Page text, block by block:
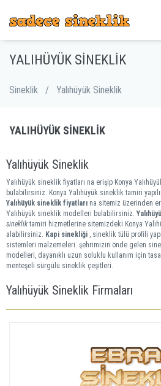
YALIHÜYÜK SINEKLIK
Sineklik / Yalıhüyük Sineklik
YALIHÜYÜK SINEKLIK
Yalıhüyük Sineklik
Yalıhüyük sineklik fiyatları na erişip Konya
bulabilirsiniz. Konya Yalıhüyük sineklik tamiri
Yalıhüyük sineklik fiyatları na sitemiz üzerinden
Yalıhüyük sineklik modelleri bulabilirsiniz.
sineklik tamiri hizmetlerine sitemizdeki Konya
alabilirsiniz. Kapi sinekliği , sineklik tülü profili
sistemleri malzemeleri. şehrimizin önde gelen
modelleri, dayanıklı uzun soluklu kullanım için
menteşeli sürgülü sineklik çeşitleri.
Yalıhüyük Sineklik Firmaları